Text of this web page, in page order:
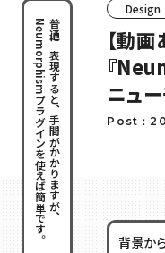
普通に表現すると、手間がかかりますが、
Neumorphismプラグインを使えば簡単です。
Design
【動
『
ニュ
Post：
背景か